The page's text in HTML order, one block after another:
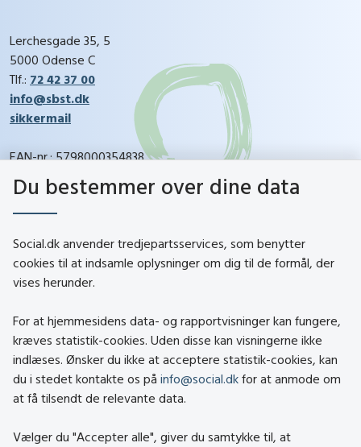
Lerchesgade 35, 5
5000 Odense C
Tlf.: 72 42 37 00
info@sbst.dk
sikkermail
EAN-nr.: 5798000354838
CVR-nr.: 26144698
Kontakt
About social.dk
Tilgængelighedserklæring
Om brugen af cookies
Du bestemmer over dine data
Social.dk anvender tredjepartsservices, som benytter
cookies til at indsamle oplysninger om dig til de formål, der
vises herunder.
For at hjemmesidens data- og rapportvisninger kan fungere,
kræves statistik-cookies. Uden disse kan visningerne ikke
indlæses. Ønsker du ikke at acceptere statistik-cookies, kan
du i stedet kontakte os på info@social.dk for at anmode om
at få tilsendt de relevante data.
Vælger du "Accepter alle", giver du samtykke til, at